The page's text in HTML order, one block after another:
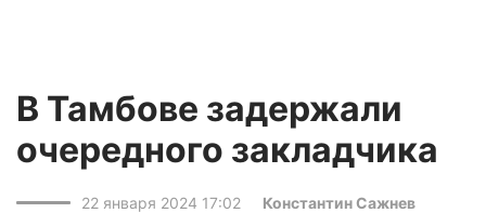
В Тамбове задержали
очередного закладчика
22 января 2024 17:02
Константин Сажнев